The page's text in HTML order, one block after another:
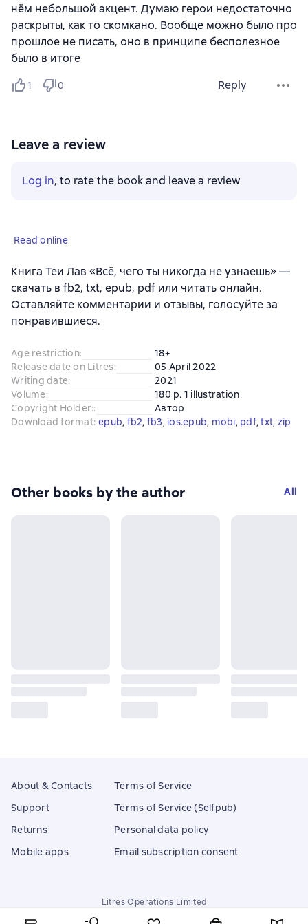
нём небольшой акцент. Думаю герои недостаточно
раскрыты, как то скомкано. Вообще можно было про
прошлое не писать, оно в принципе бесполезное
было в итоге
1 0 Reply
Leave a review
Log in, to rate the book and leave a review
Read online
Книга Теи Лав «Всё, чего ты никогда не узнаешь» —
скачать в fb2, txt, epub, pdf или читать онлайн.
Оставляйте комментарии и отзывы, голосуйте за
понравившиеся.
Age restriction:
18+
Release date on Litres:
05 April 2022
Writing date:
2021
Volume:
180 p. 1 illustration
Copyright Holder::
Автор
Download format: epub, fb2, fb3, ios.epub, mobi, pdf, txt, zip
Other books by the author All
About & Contacts
Support
Returns
Mobile apps
Terms of Service
Terms of Service (Selfpub)
Personal data policy
Email subscription consent
Litres Operations Limited